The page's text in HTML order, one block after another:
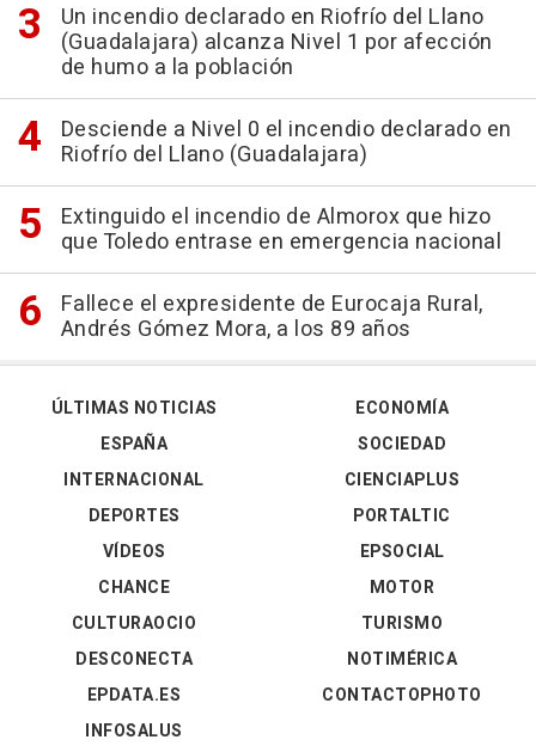
Un incendio declarado en Riofrío del Llano
(Guadalajara) alcanza Nivel 1 por afección
de humo a la población
Desciende a Nivel 0 el incendio declarado en
Riofrío del Llano (Guadalajara)
Extinguido el incendio de Almorox que hizo
que Toledo entrase en emergencia nacional
Fallece el expresidente de Eurocaja Rural,
Andrés Gómez Mora, a los 89 años
ÚLTIMAS NOTICIAS
ESPAÑA
INTERNACIONAL
DEPORTES
VÍDEOS
ECONOMÍA
SOCIEDAD
CIENCIAPLUS
PORTALTIC
EPSOCIAL
CHANCE
CULTURAOCIO
DESCONECTA
EPDATA.ES
INFOSALUS
MOTOR
TURISMO
NOTIMÉRICA
CONTACTOPHOTO